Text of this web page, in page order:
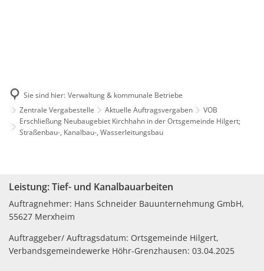
Sie sind hier: Verwaltung & kommunale Betriebe
Zentrale Vergabestelle
Aktuelle Auftragsvergaben
VOB
Erschließung Neubaugebiet Kirchhahn in der Ortsgemeinde Hilgert;
Straßenbau-, Kanalbau-, Wasserleitungsbau
Neubaugebiet
Kirchhahn
in
der
Leistung: Tief- und Kanalbauarbeiten
Auftragnehmer: Hans Schneider Bauunternehmung GmbH,
55627 Merxheim
Auftraggeber/ Auftragsdatum: Ortsgemeinde Hilgert,
Verbandsgemeindewerke Höhr-Grenzhausen: 03.04.2025